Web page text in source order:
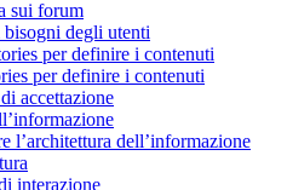
sui forum
degli utenti
per definire i contenuti
per definire i contenuti
accettazione
l’architettura dell’informazione
interazione